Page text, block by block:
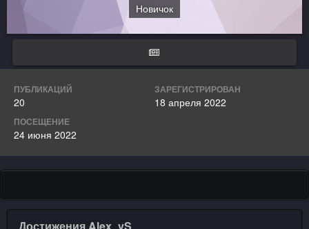
Новичок
ПУБЛИКАЦИЙ
20
ЗАРЕГИСТРИРОВАН
18 апреля 2022
ПОСЕЩЕНИЕ
24 июня 2022
Достижения Alex_vS